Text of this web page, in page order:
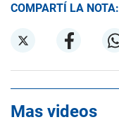
COMPARTÍ LA NOTA:
Mas videos